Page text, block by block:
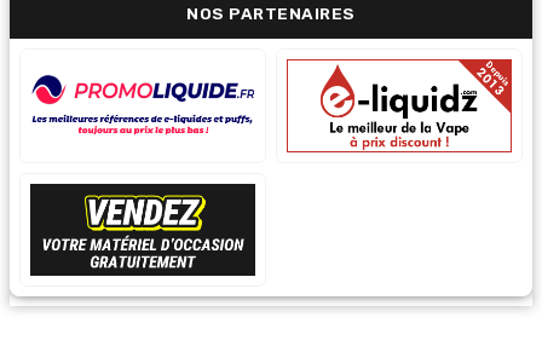
NOS PARTENAIRES